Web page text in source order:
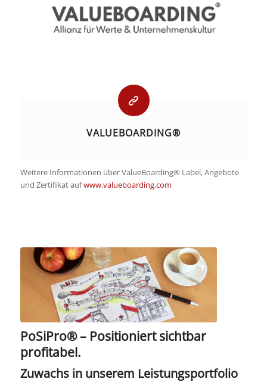
VALUEBOARDING®
Weitere Informationen über ValueBoarding® Label, Angebote
und Zertifikat aufwww.valueboarding.com
PoSiPro® – Positioniert sichtbar
profitabel.
Zuwachs in unserem Leistungsportfolio